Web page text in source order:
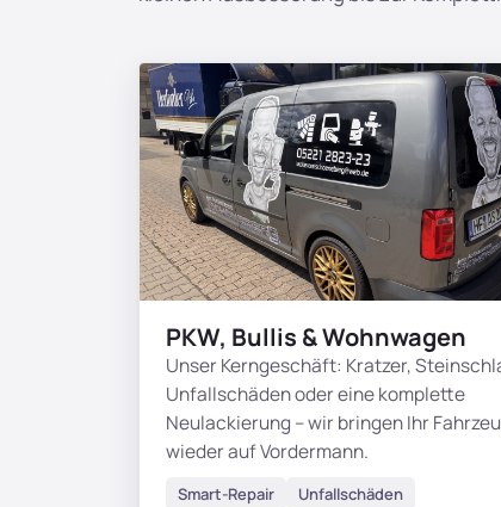
PKW, Bullis & Wohnwagen
Unser Kerngeschäft: Kratzer,
Unfallschäden oder eine komplette
Neulackierung – wir bringen Ihr
wieder auf Vordermann.
Smart-Repair
Unfallschäden